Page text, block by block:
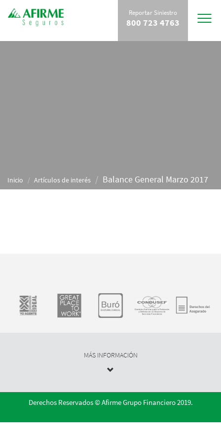
Toggle
Reportar Siniestro
800 723 4763
Inicio Artículos de interés Balance General Marzo 2017
MÁS INFORMACIÓN
Derechos Reservados © Afirme Grupo Financiero 2019.